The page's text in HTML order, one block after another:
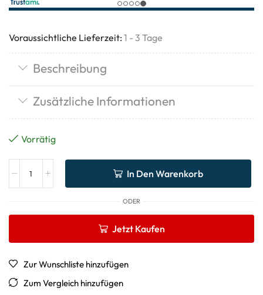
Voraussichtliche Lieferzeit: 1 - 3 Tage
Beschreibung
Zusätzliche Informationen
Vorrätig
In Den Warenkorb
ODER
Jetzt Kaufen
Zur Wunschliste hinzufügen
Zum Vergleich hinzufügen